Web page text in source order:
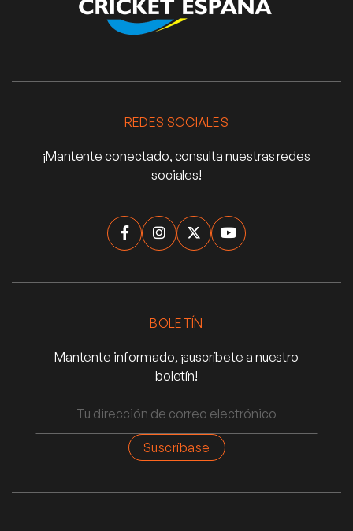
REDES SOCIALES
¡Mantente conectado, consulta nuestras redes
sociales!
   
BOLETÍN
Mantente informado, ¡suscríbete a nuestro
boletín!